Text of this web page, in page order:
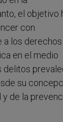
el objetivo
con
a los derechos
en el medio
delitos
su
de la